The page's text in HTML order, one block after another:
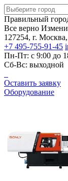
Правильный
Все верно
127254, г.
+7 495-755-91-45
Пн-Пт: с 9:00 до
Сб-Вс: выходной
Оставить заявку
Оборудование